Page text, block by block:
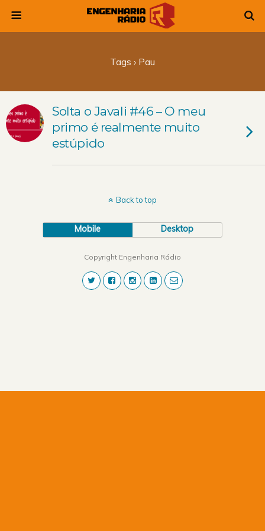
Tags › Pau
Solta o Javali #46 – O meu
primo é realmente muito
estúpido
Back to top
Mobile Desktop
Copyright Engenharia Rádio